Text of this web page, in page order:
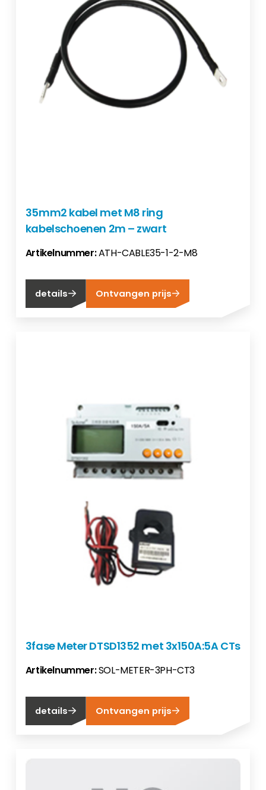
35mm2 kabel met M8 ring
kabelschoenen 2m – zwart
Artikelnummer:ATH-CABLE35-1-2-M8
details Ontvangen prijs
3fase Meter DTSD1352 met 3x150A:5A CTs
Artikelnummer:SOL-METER-3PH-CT3
details Ontvangen prijs